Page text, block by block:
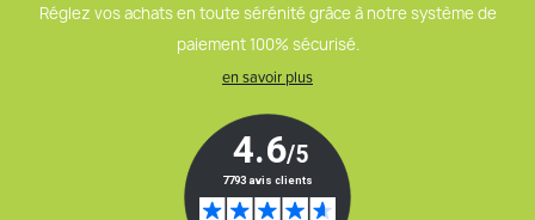
Réglez vos achats en toute sérénité grâce à notre système de
paiement 100% sécurisé.
en savoir plus